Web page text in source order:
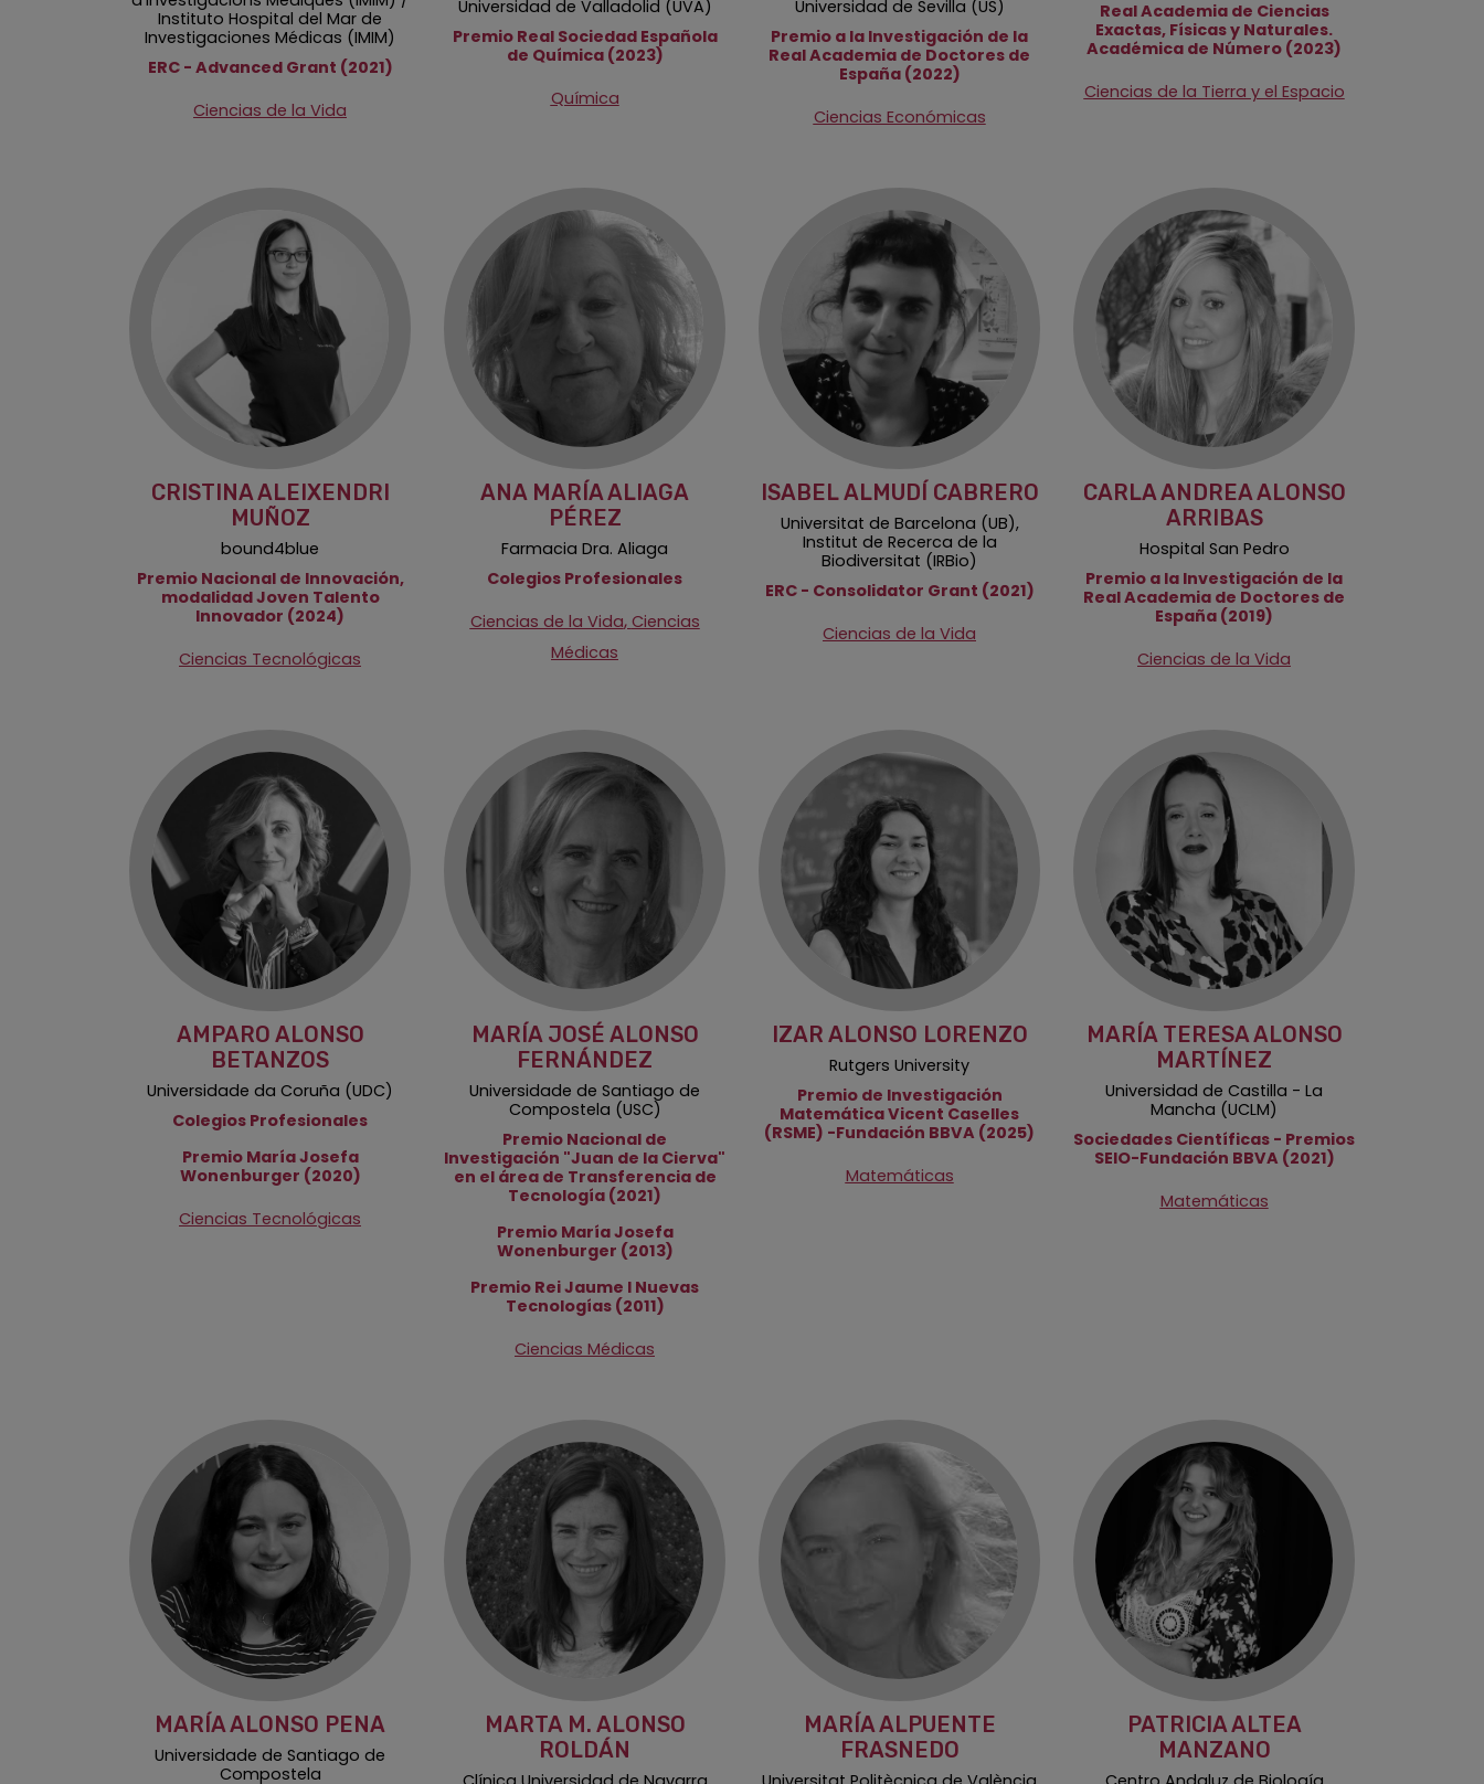
Instituto Hospital del Mar de
Investigaciones Médicas (IMIM)
ERC - Advanced Grant (2021)
Ciencias de la Vida
Universidad de Valladolid (UVA)
Premio Real Sociedad Española
de Química (2023)
Química
Universidad de Sevilla (US)
Premio a la Investigación de la
Real Academia de Doctores de
España (2022)
Ciencias Económicas
Real Academia de Ciencias
Exactas, Físicas y Naturales.
Académica de Número (2023)
Ciencias de la Tierra y el Espacio
CRISTINA ALEIXENDRI
MUÑOZ
bound4blue
Premio Nacional de Innovación,
modalidad Joven Talento
Innovador (2024)
Ciencias Tecnológicas
ANA MARÍA ALIAGA
PÉREZ
Farmacia Dra. Aliaga
Colegios Profesionales
Ciencias de la Vida, Ciencias
Médicas
ISABEL ALMUDÍ CABRERO
Universitat de Barcelona (UB),
Institut de Recerca de la
Biodiversitat (IRBio)
ERC - Consolidator Grant (2021)
Ciencias de la Vida
CARLA ANDREA ALONSO
ARRIBAS
Hospital San Pedro
Premio a la Investigación de la
Real Academia de Doctores de
España (2019)
Ciencias de la Vida
AMPARO ALONSO
BETANZOS
Universidade da Coruña (UDC)
Colegios Profesionales
Premio María Josefa
Wonenburger (2020)
Ciencias Tecnológicas
MARÍA JOSÉ ALONSO
FERNÁNDEZ
Universidade de Santiago de
Compostela (USC)
Premio Nacional de
Investigación "Juan de la Cierva"
en el área de Transferencia de
Tecnología (2021)
Premio María Josefa
Wonenburger (2013)
Premio Rei Jaume I Nuevas
Tecnologías (2011)
Ciencias Médicas
IZAR ALONSO LORENZO
Rutgers University
Premio de Investigación
Matemática Vicent Caselles
(RSME) -Fundación BBVA (2025)
Matemáticas
MARÍA TERESA ALONSO
MARTÍNEZ
Universidad de Castilla - La
Mancha (UCLM)
Sociedades Científicas - Premios
SEIO-Fundación BBVA (2021)
Matemáticas
MARÍA ALONSO PENA
Universidade de Santiago de
Compostela
MARTA M. ALONSO
ROLDÁN
MARÍA ALPUENTE
FRASNEDO
PATRICIA ALTEA
MANZANO